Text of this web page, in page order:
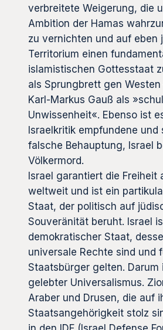
verbreitete Weigerung, die
Ambition der Hamas
zu vernichten und auf eben
Territorium einen
islamistischen Gottesstaat
als Sprungbrett gen
Karl-Markus Gauß als
Unwissenheit«. Ebenso ist
Israelkritik empfundene
falsche Behauptung, Israel
Völkermord.
Israel garantiert die Freiheit
weltweit und ist ein
Staat, der politisch auf
Souveränität beruht. Israel
demokratischer Staat,
universale Rechte sind und
Staatsbürger gelten. Darum
gelebter Universalismus.
Araber und Drusen, die auf
Staatsangehörigkeit stolz